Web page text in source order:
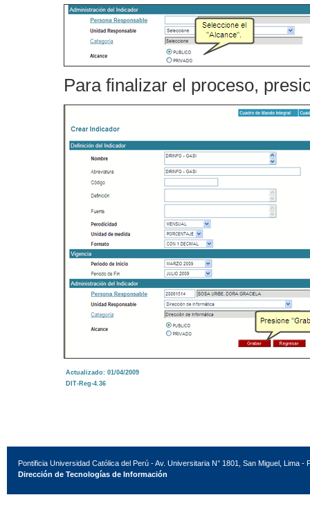
Para finalizar el proceso,
Actualizado: 01/04/2009
DIT-Reg-4.36
Pontificia Universidad Católica del Perú - Av. Universitaria N° 1801, San Miguel, Lima -
Dirección de Tecnologías de Información